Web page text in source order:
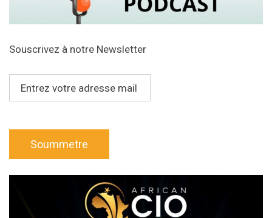
Souscrivez à notre Newsletter